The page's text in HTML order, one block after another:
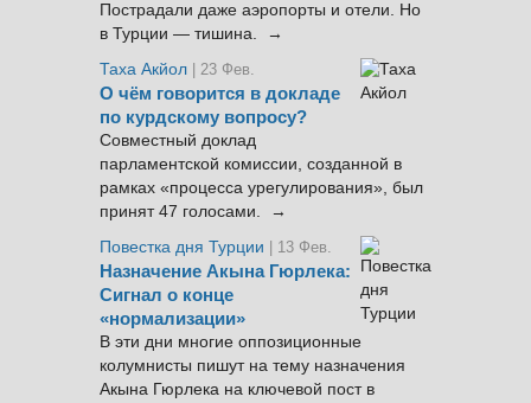
Пострадали даже аэропорты и отели. Но
в Турции — тишина. →
Таха Акйол | 23 Фев.
О чём говорится в докладе
по курдскому вопросу?
Совместный доклад
парламентской комиссии, созданной в
рамках «процесса урегулирования», был
принят 47 голосами. →
Повестка дня Турции
| 13 Фев.
Назначение Акына Гюрлека:
Сигнал о конце
«нормализации»
В эти дни многие оппозиционные
колумнисты пишут на тему назначения
Акына Гюрлека на ключевой пост в